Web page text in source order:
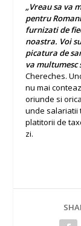
„Vreau sa va
pentru
furnizati de
noastra. Voi
picatura de
va multumesc
Chereches.
nu mai
oriunde si
unde salariatii
platitorii de
zi.